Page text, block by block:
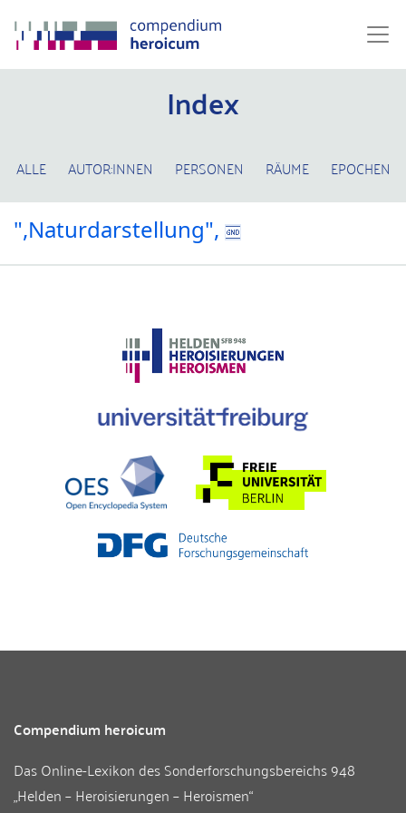
Index
ALLE AUTOR:INNEN PERSONEN RÄUME EPOCHEN
",Naturdarstellung",
Compendium heroicum
Das Online-Lexikon desSonderforschungsbereichs 948
„Helden – Heroisierungen – Heroismen“